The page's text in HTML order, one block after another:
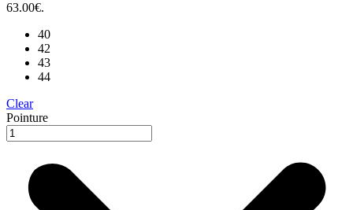
63.00€.
40
42
43
44
Clear
Pointure